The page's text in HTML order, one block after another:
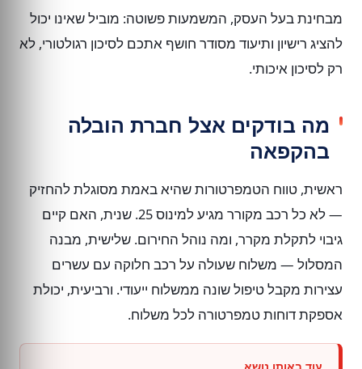
מבחינת בעל העסק, המשמעות פשוטה: מוביל שאינו יכול
להציג רישיון ותיעוד מסודר חושף אתכם לסיכון רגולטורי, לא
רק לסיכון איכותי.
מה בודקים אצל חברת הובלה
בהקפאה
ראשית, טווח הטמפרטורות שהיא באמת מסוגלת להחזיק
— לא כל רכב מקורר מגיע למינוס 25. שנית, האם קיים
גיבוי לתקלת מקרר, ומה נוהל החירום. שלישית, מבנה
המסלול — משלוח שעולה על רכב חלוקה עם עשרים
עצירות מקבל טיפול שונה ממשלוח ייעודי. ורביעית, יכולת
אספקת דוחות טמפרטורה לכל משלוח.